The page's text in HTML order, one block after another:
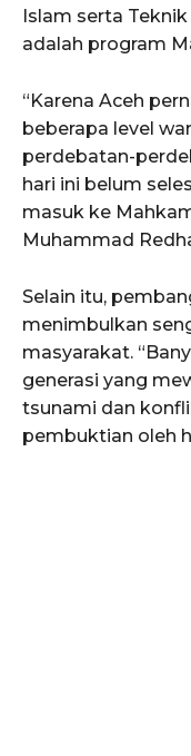
Islam serta
adalah program
“Karena Aceh
beberapa level
perdebatan-
hari ini belum
masuk ke
Muhammad
Selain itu,
menimbulkan
masyarakat.
generasi yang
tsunami dan
pembuktian oleh